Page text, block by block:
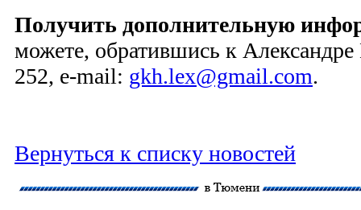
Получить дополнительную
можете, обратившись к
252, e-mail: gkh.lex@gmail.com.
Вернуться к списку новостей